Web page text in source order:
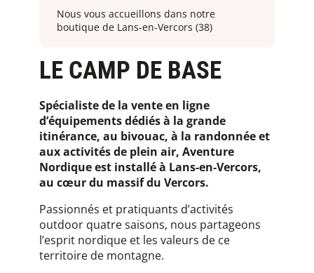
LE CAMP DE BASE
Spécialiste de la vente en ligne
d’équipements dédiés à la grande
itinérance, au bivouac, à la randonnée et
aux activités de plein air, Aventure
Nordique est installé à Lans-en-Vercors,
au cœur du massif du Vercors.
Passionnés et pratiquants d’activités
outdoor quatre saisons, nous partageons
l’esprit nordique et les valeurs de ce
territoire de montagne.
Nous vous accueillons dans notre
boutique de Lans-en-Vercors (38)